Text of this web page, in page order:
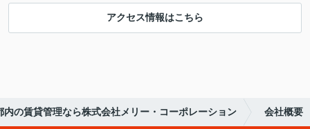
アクセス情報はこちら
内の賃貸管理なら株式会社メリー・コーポレーション 会社概要